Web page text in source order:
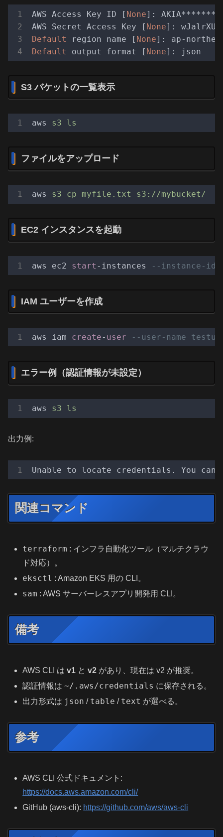
AWS Access Key ID [ None]:
AWS Secret Access Key [ None
Default
region name [ None]: ap-
Default
output format [ None
S3 バケットの一覧表示
aws s3 ls
ファイルをアップロード
aws s3 cp myfile.txt s3://mybucket/
EC2 インスタンスを起動
aws ec2 start -instances --instance-ids
IAM ユーザーを作成
aws iam create- user --user-name
エラー例（認証情報が未設定）
aws s3 ls
出力例:
Unable to locate credentials. You
関連コマンド
terraform : インフラ自動化ツール（マルチクラウ
ド対応）。
eksctl : Amazon EKS 用の CLI。
sam : AWS サーバーレスアプリ開発用 CLI。
備考
AWS CLI はv1 とv2 があり、現在は v2 が推奨。
認証情報は~/.aws/credentials に保存される。
出力形式は json / table / text が選べる。
参考
AWS CLI 公式ドキュメント:
https://docs.aws.amazon.com/cli/
GitHub (aws-cli): https://github.com/aws/aws-cli